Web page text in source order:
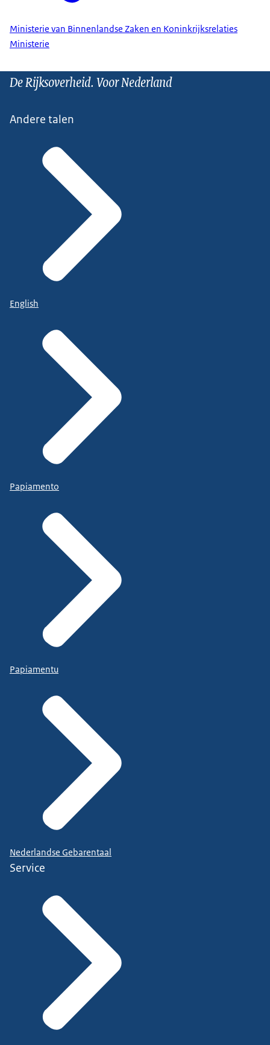
Ministerie van Binnenlandse Zaken en Koninkrijksrelaties
Ministerie
De Rijksoverheid. Voor Nederland
Andere talen
English
Papiamento
Papiamentu
Nederlandse Gebarentaal
Service